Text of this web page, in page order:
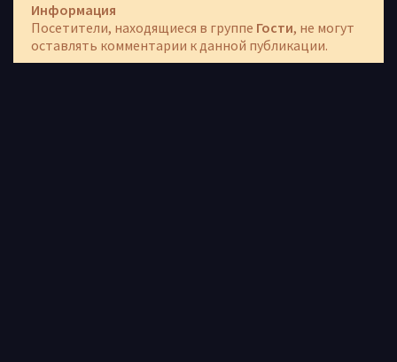
Информация
Посетители, находящиеся в группе Гости, не могут
оставлять комментарии к данной публикации.